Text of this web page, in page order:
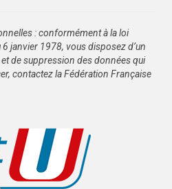
INTER-LIGUES
DISTRICT RENNES
DISTRICT BREST
DISTRICT CENTRE
: conformément à la loi
janvier 1978, vous disposez d’un
de suppression des données qui
contactez la Fédération Française